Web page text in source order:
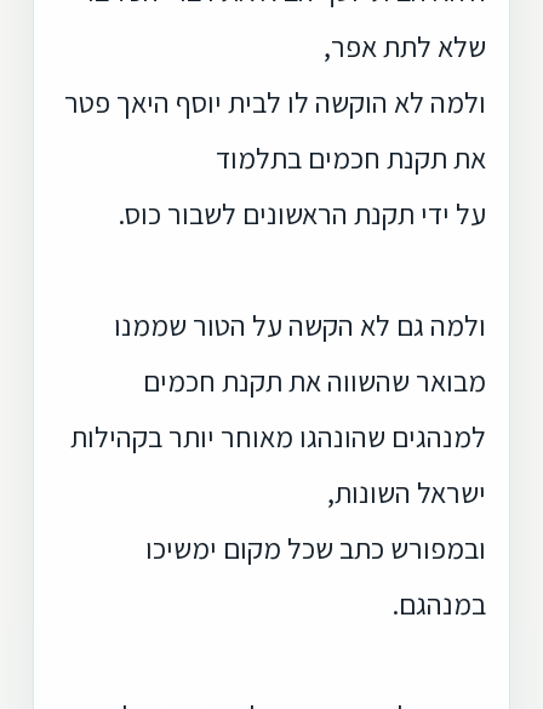
שלא לתת אפר,
ולמה לא הוקשה לו לבית יוסף היאך פטר
את תקנת חכמים בתלמוד
על ידי תקנת הראשונים לשבור כוס.
ולמה גם לא הקשה על הטור שממנו
מבואר שהשווה את תקנת חכמים
למנהגים שהונהגו מאוחר יותר בקהילות
ישראל השונות,
ובמפורש כתב שכל מקום ימשיכו
במנהגם.